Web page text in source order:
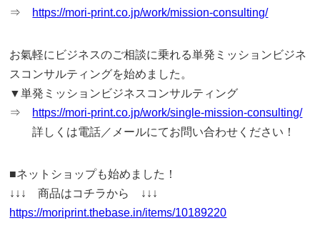
⇒ https://mori-print.co.jp/work/mission-consulting/
お氣軽にビジネスのご相談に乗れる単発ミッションビジネ
スコンサルティングを始めました。
▼単発ミッションビジネスコンサルティング
⇒ https://mori-print.co.jp/work/single-mission-consulting/
詳しくは電話／メールにてお問い合わせください！
■ネットショップも始めました！
↓↓↓ 商品はコチラから ↓↓↓
https://moriprint.thebase.in/items/10189220